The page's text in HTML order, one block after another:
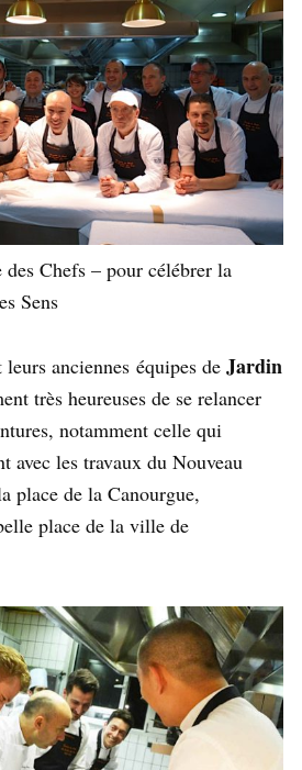
Chefs – pour célébrer la
Sens
leurs anciennes équipes de Jardin
très heureuses de se relancer
notamment celle qui
avec les travaux du Nouveau
place de la Canourgue,
place de la ville de